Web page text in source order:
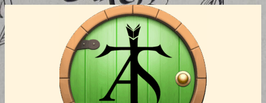
Vai
al
contenuto